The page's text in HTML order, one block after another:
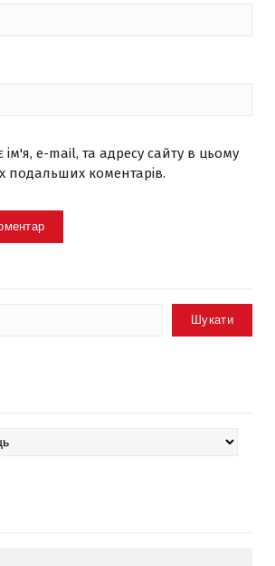
ім'я, e-mail, та адресу сайту в цьому
подальших коментарів.